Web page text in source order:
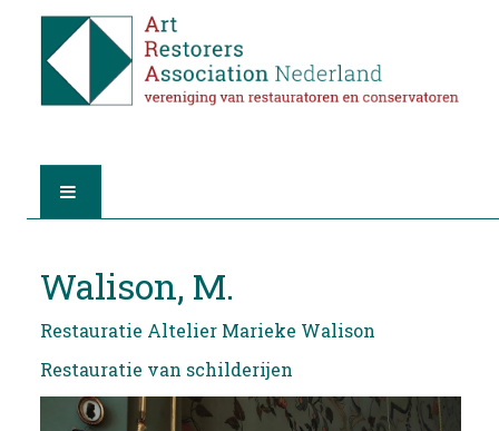
OVER A.R.A.
DE RESTAURATOREN
LID WORDEN
Walison, M.
Restauratie Altelier Marieke Walison
Restauratie van schilderijen